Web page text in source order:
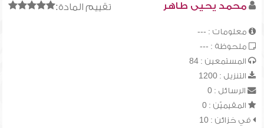
تقييم المادة: محمد يحيى طاهر
معلومات : ---
ملحوظة : ---
المستمعين : 84
التنزيل : 1200
الرسائل : 0
المقيميّن : 0
في خزائن : 10